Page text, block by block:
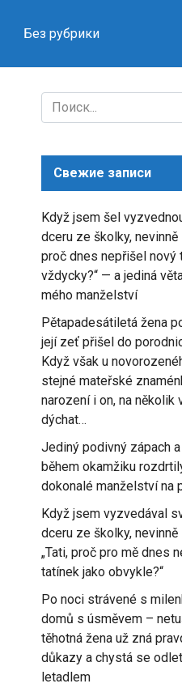
Без рубрики
Search
for:
Свежие записи
Když jsem šel
dceru ze školky, nevinně
proč dnes nepřišel nový
vždycky?“ — a jediná
mého manželství
Pětapadesátiletá žena
její zeť přišel do
Když však u
stejné mateřské
narození i on, na několik
dýchat…
Jediný podivný zápach
během okamžiku
dokonalé manželství na
Když jsem vyzvedával
dceru ze školky,
„Tati, proč pro mě dnes
tatínek jako obvykle?“
Po noci strávené s
domů s úsměvem –
těhotná žena už zná
důkazy a chystá se
letadlem